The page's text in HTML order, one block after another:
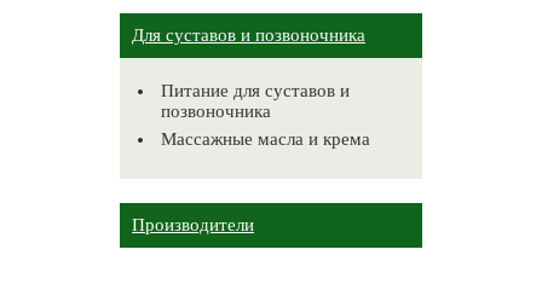
Для суставов и позвоночника
Питание для суставов и
позвоночника
Массажные масла и крема
Производители